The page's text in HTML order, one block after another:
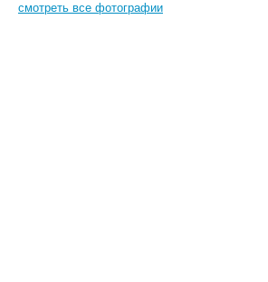
смотреть все фотографии